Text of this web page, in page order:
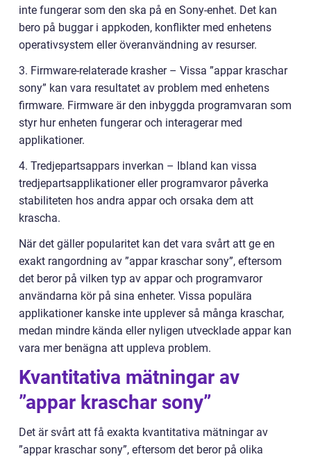
inte fungerar som den ska på en Sony-enhet. Det kan
bero på buggar i appkoden, konflikter med enhetens
operativsystem eller överanvändning av resurser.
3. Firmware-relaterade krasher – Vissa ”appar kraschar
sony” kan vara resultatet av problem med enhetens
firmware. Firmware är den inbyggda programvaran som
styr hur enheten fungerar och interagerar med
applikationer.
4. Tredjepartsappars inverkan – Ibland kan vissa
tredjepartsapplikationer eller programvaror påverka
stabiliteten hos andra appar och orsaka dem att
krascha.
När det gäller popularitet kan det vara svårt att ge en
exakt rangordning av ”appar kraschar sony”, eftersom
det beror på vilken typ av appar och programvaror
användarna kör på sina enheter. Vissa populära
applikationer kanske inte upplever så många kraschar,
medan mindre kända eller nyligen utvecklade appar kan
vara mer benägna att uppleva problem.
Kvantitativa mätningar av
”appar kraschar sony”
Det är svårt att få exakta kvantitativa mätningar av
”appar kraschar sony”, eftersom det beror på olika